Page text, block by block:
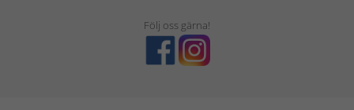
Följ oss gärna!